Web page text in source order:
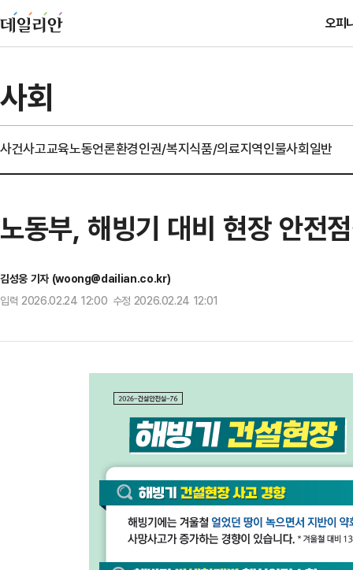
오피
사회
사건사고교육노동언론환경인권/복지식품/의료지역인물사회일반
노동부, 해빙기 대비 현장 안전
김성웅 기자 (woong@dailian.co.kr)
입력 2026.02.24 12:00 수정 2026.02.24 12:01